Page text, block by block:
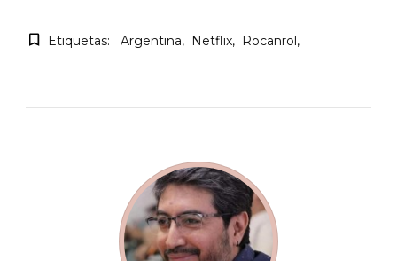
Etiquetas: Argentina Netflix Rocanrol